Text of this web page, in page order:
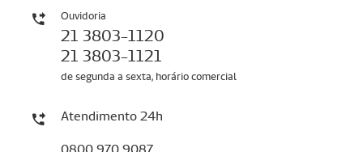
Ouvidoria
21 3803-1120
21 3803-1121
de segunda a sexta, horário comercial
Atendimento 24h